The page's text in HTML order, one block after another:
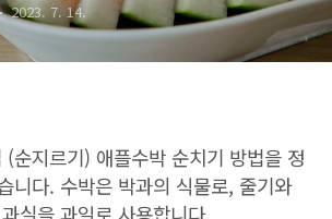
2023. 7. 14.
(순지르기) 애플수박 순치기 방법을 정
니다. 수박은 박과의 식물로, 줄기와